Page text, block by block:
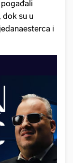
dok su u
i